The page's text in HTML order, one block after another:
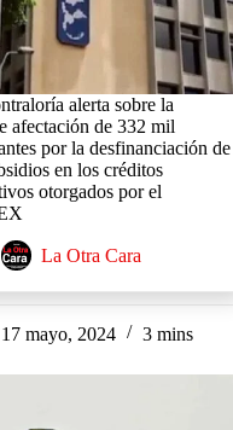
alerta sobre la
afectación de 332 mil
por la desfinanciación de
en los créditos
otorgados por el
La Otra Cara
17 mayo, 2024 3 mins